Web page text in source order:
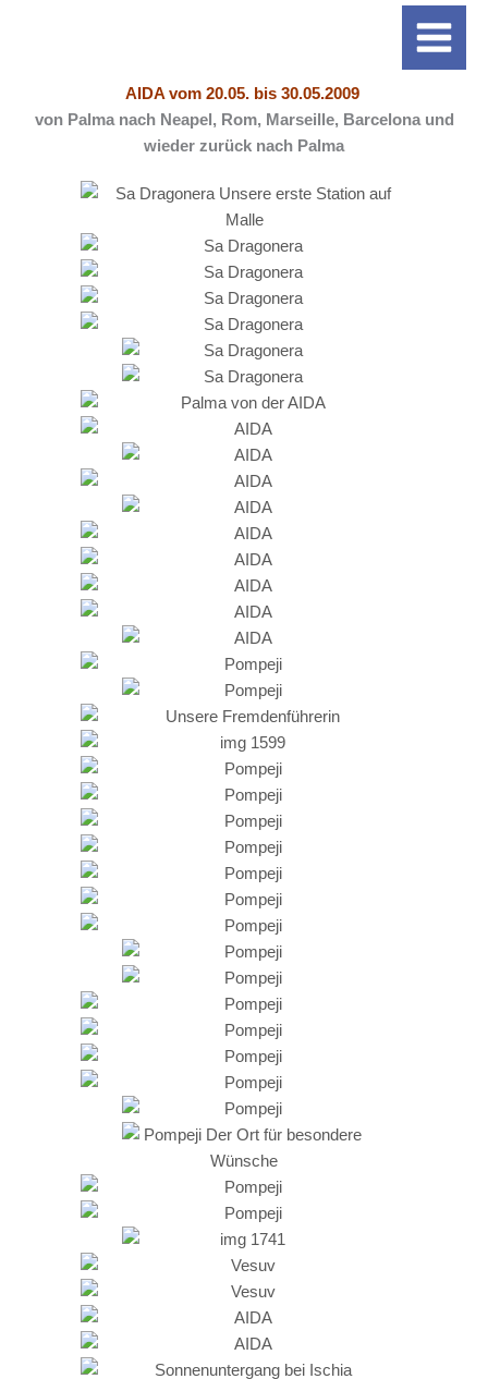
Main
Menu
AIDA vom 20.05. bis 30.05.2009
von Palma nach Neapel, Rom, Marseille, Barcelona und
wieder zurück nach Palma